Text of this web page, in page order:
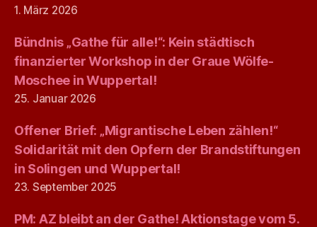
1. März 2026
Bündnis „Gathe für alle!“: Kein städtisch
finanzierter Workshop in der Graue Wölfe-
Moschee in Wuppertal!
25. Januar 2026
Offener Brief: „Migrantische Leben zählen!“
Solidarität mit den Opfern der Brandstiftungen
in Solingen und Wuppertal!
23. September 2025
PM: AZ bleibt an der Gathe! Aktionstage vom 5.